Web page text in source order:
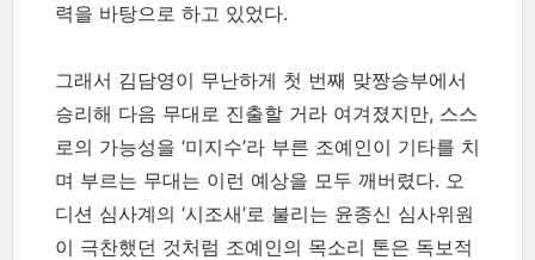
력을 바탕으로 하고 있었다.
그래서 김담영이 무난하게 첫 번째 맞짱승부에서
승리해 다음 무대로 진출할 거라 여겨졌지만, 스스
로의 가능성을 ‘미지수’라 부른 조예인이 기타를 치
며 부르는 무대는 이런 예상을 모두 깨버렸다. 오
디션 심사계의 ‘시조새’로 불리는 윤종신 심사위원
이 극찬했던 것처럼 조예인의 목소리 톤은 독보적